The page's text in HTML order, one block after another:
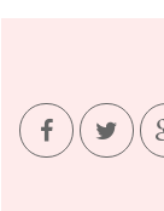
もっと食べ比べ
前回の記事で、